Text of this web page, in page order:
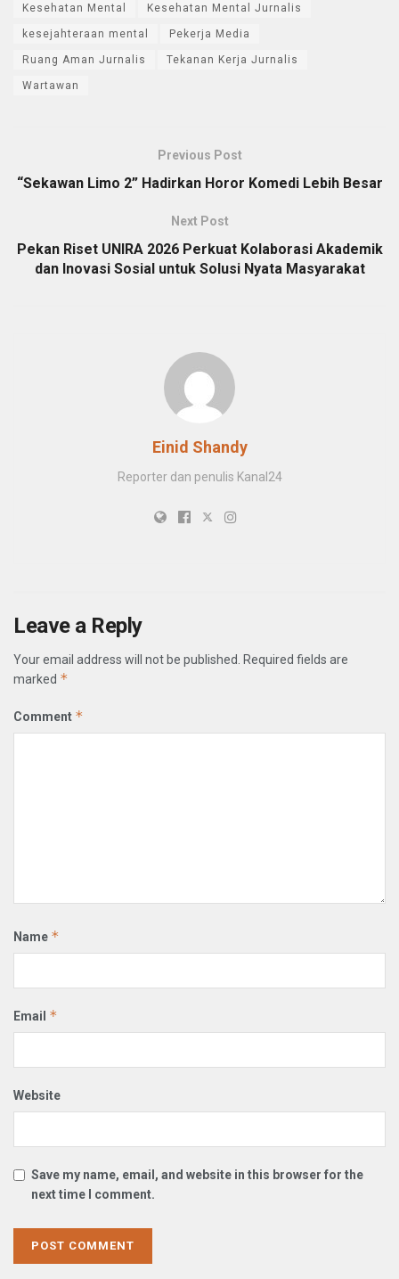
Kesehatan Mental Kesehatan Mental Jurnalis
kesejahteraan mental Pekerja Media
Ruang Aman Jurnalis Tekanan Kerja Jurnalis
Wartawan
Previous Post
“Sekawan Limo 2” Hadirkan Horor Komedi Lebih Besar
Next Post
Pekan Riset UNIRA 2026 Perkuat Kolaborasi Akademik
dan Inovasi Sosial untuk Solusi Nyata Masyarakat
Einid Shandy
Reporter dan penulis Kanal24
Leave a Reply
Your email address will not be published. Required fields are
marked *
Comment *
Name *
Email *
Website
Save my name, email, and website in this browser for the
next time I comment.